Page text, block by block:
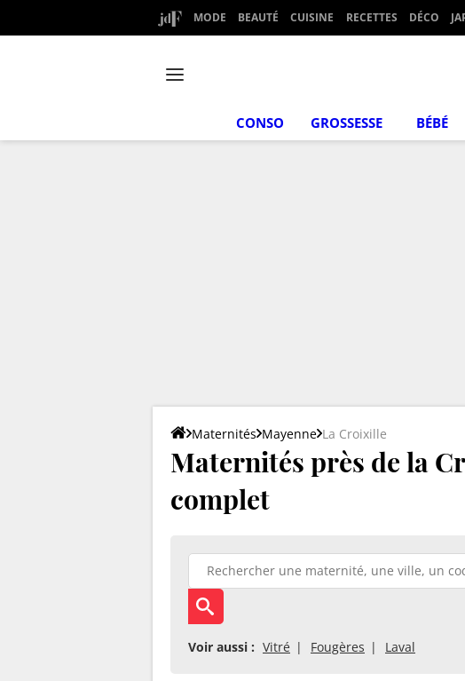
MODE BEAUTÉ CUISINE RECETTES DÉCO
CONSO GROSSESSE BÉBÉ
Maternités Mayenne La Croixille
Maternités près de la
complet
Voir aussi : Vitré Fougères Laval